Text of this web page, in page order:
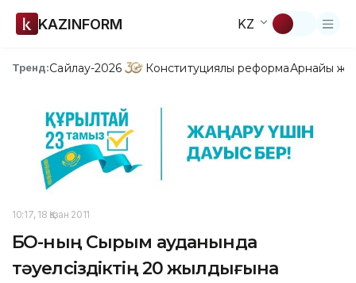
KAZINFORM KZ
Тренд:Сайлау-2026 Конституциялық реформаАрнайы
10:17, 18 Қазан 2011
БҚО-ның Сырым ауданында
тәуелсіздіктің 20 жылдығына